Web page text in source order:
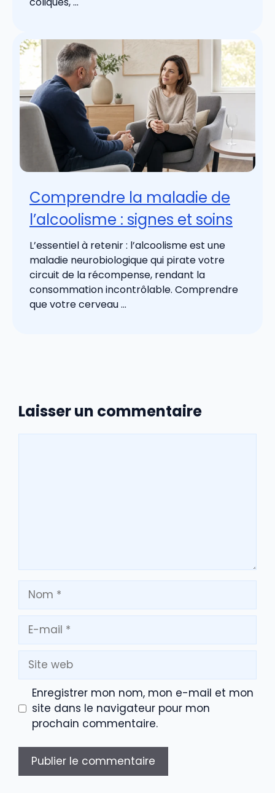
Comprendre la maladie de
l’alcoolisme : signes et soins
L’essentiel à retenir : l’alcoolisme est une
maladie neurobiologique qui pirate votre
circuit de la récompense, rendant la
consommation incontrôlable. Comprendre
que votre cerveau ...
Laisser un commentaire
Nom
mail
Site
web
Enregistrer mon nom, mon e-mail et mon
site dans le navigateur pour mon
prochain commentaire.